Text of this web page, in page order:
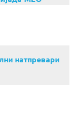
натпревари